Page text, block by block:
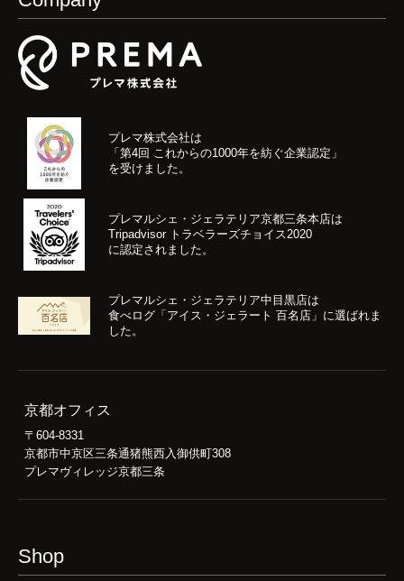
プレマ株式会社は
「第4回 これからの1000年を紡ぐ企業認定」
を受けました。
プレマルシェ・ジェラテリア京都三条本店は
Tripadvisor トラベラーズチョイス2020
に認定されました。
プレマルシェ・ジェラテリア中目黒店は
食べログ「アイス・ジェラート 百名店」に選ばれま
した。
京都オフィス
〒604-8331
京都市中京区三条通猪熊西入御供町308
プレマヴィレッジ京都三条
Shop